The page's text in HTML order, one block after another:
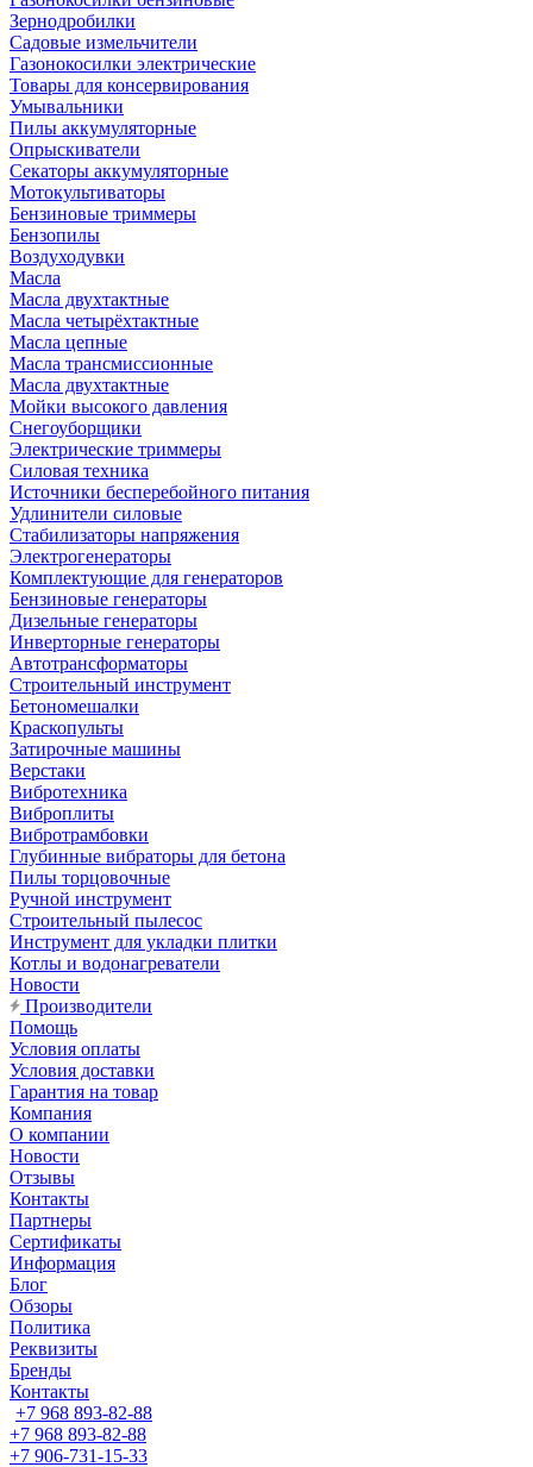
Зернодробилки
Садовые измельчители
Газонокосилки электрические
Товары для консервирования
Умывальники
Пилы аккумуляторные
Опрыскиватели
Секаторы аккумуляторные
Мотокультиваторы
Бензиновые триммеры
Бензопилы
Воздуходувки
Масла
Масла двухтактные
Масла четырёхтактные
Масла цепные
Масла трансмиссионные
Масла двухтактные
Мойки высокого давления
Снегоуборщики
Электрические триммеры
Силовая техника
Источники бесперебойного питания
Удлинители силовые
Стабилизаторы напряжения
Электрогенераторы
Комплектующие для генераторов
Бензиновые генераторы
Дизельные генераторы
Инверторные генераторы
Автотрансформаторы
Строительный инструмент
Бетономешалки
Краскопульты
Затирочные машины
Верстаки
Вибротехника
Виброплиты
Вибротрамбовки
Глубинные вибраторы для бетона
Пилы торцовочные
Ручной инструмент
Строительный пылесос
Инструмент для укладки плитки
Котлы и водонагреватели
Новости
Производители
Помощь
Условия оплаты
Условия доставки
Гарантия на товар
Компания
О компании
Новости
Отзывы
Контакты
Партнеры
Сертификаты
Информация
Блог
Обзоры
Политика
Реквизиты
Бренды
Контакты
+7 968 893-82-88
+7 968 893-82-88
+7 906-731-15-33